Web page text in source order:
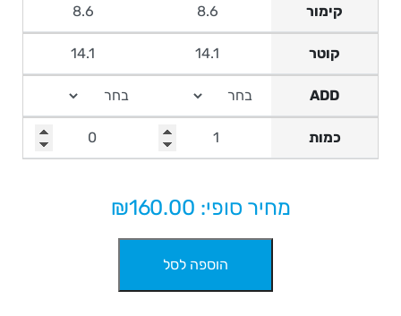
קימור
קוטר
ADD
כמות
מחיר סופי: ₪ 160.00
הוספה לסל